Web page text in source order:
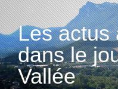
Les actus
dans le
Vallée